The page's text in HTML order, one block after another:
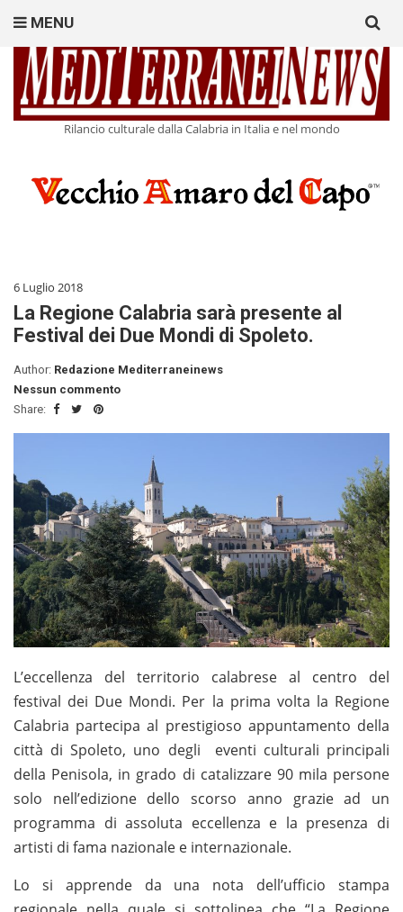
Rilancio culturale dalla Calabria in Italia e nel mondo
MENU
for:
6 Luglio 2018
La Regione Calabria sarà presente al
Festival dei Due Mondi di Spoleto.
Author: Redazione Mediterraneinews
Nessun commento
Share:
L’eccellenza del territorio calabrese al centro del
festival dei Due Mondi. Per la prima volta la Regione
Calabria partecipa al prestigioso appuntamento della
città di Spoleto, uno degli eventi culturali principali
della Penisola, in grado di catalizzare 90 mila persone
solo nell’edizione dello scorso anno grazie ad un
programma di assoluta eccellenza e la presenza di
artisti di fama nazionale e internazionale.
Lo si apprende da una nota dell’ufficio stampa